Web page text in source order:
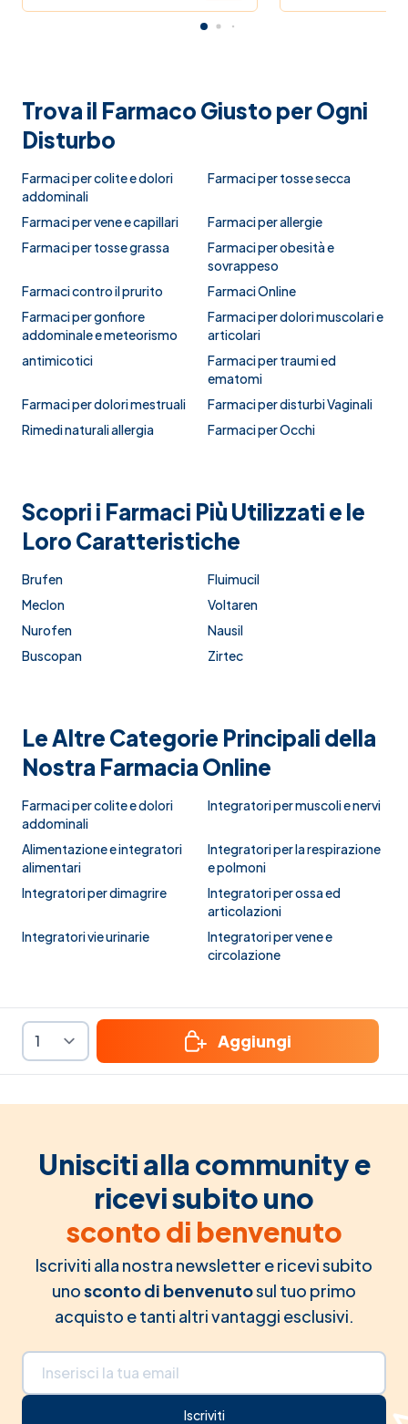
Trova il Farmaco Giusto per Ogni
Disturbo
Farmaci per colite e dolori
addominali
Farmaci per tosse secca
Farmaci per vene e capillari
Farmaci per allergie
Farmaci per tosse grassa
Farmaci per obesità e
sovrappeso
Farmaci contro il prurito
Farmaci Online
Farmaci per gonfiore
addominale e meteorismo
Farmaci per dolori muscolari e
articolari
antimicotici
Farmaci per traumi ed
ematomi
Farmaci per dolori mestruali
Farmaci per disturbi Vaginali
Rimedi naturali allergia
Farmaci per Occhi
Scopri i Farmaci Più Utilizzati e le
Loro Caratteristiche
Brufen
Fluimucil
Meclon
Voltaren
Nurofen
Nausil
Buscopan
Zirtec
Le Altre Categorie Principali della
Nostra Farmacia Online
Farmaci per colite e dolori
addominali
Integratori per muscoli e nervi
Alimentazione e integratori
alimentari
Integratori per la respirazione
e polmoni
Integratori per dimagrire
Integratori per ossa ed
articolazioni
Integratori vie urinarie
Integratori per vene e
circolazione
Aggiungi
Unisciti alla community e
ricevi subito uno
sconto di benvenuto
Iscriviti alla nostra newsletter e ricevi subito
unosconto di benvenutosul tuo primo
acquisto e tanti altri vantaggi esclusivi.
Indirizzo email
Iscriviti